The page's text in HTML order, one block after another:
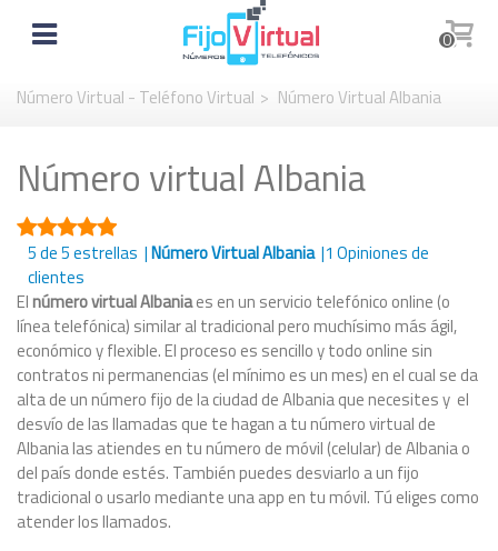
0
Número Virtual - Teléfono Virtual > Número Virtual Albania
Número virtual Albania
5de 5 estrellas |Número Virtual Albania |1 Opiniones de
clientes
Elnúmero virtual Albaniaes en un servicio telefónico online (o
línea telefónica) similar al tradicional pero muchísimo más ágil,
económico y flexible. El proceso es sencillo y todo online sin
contratos ni permanencias (el mínimo es un mes) en el cual se da
alta de un número fijo de la ciudad de Albania que necesites y el
desvío de las llamadas que te hagan a tu número virtual de
Albania las atiendes en tu número de móvil (celular) de Albania o
del país donde estés. También puedes desviarlo a un fijo
tradicional o usarlo mediante una app en tu móvil. Tú eliges como
atender los llamados.